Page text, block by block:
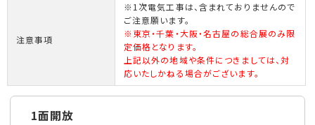
注意事項
※1次電気工事は、含まれておりませんので
ご注意願います。
※東京・千葉・大阪・名古屋の総合展のみ限
定価格となります。
上記以外の地域や条件につきましては、対
応いたしかねる場合がございます。
1面開放